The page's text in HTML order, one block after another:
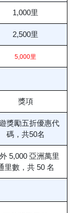
1,000里
2,500里
5,000里
獎項
獎勵五折優惠代
碼，共50名
5,000 亞洲萬里
里數，共 50 名